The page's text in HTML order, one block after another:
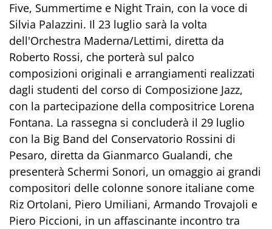
Five, Summertime e Night Train, con la voce di
Silvia Palazzini. Il 23 luglio sarà la volta
dell'Orchestra Maderna/Lettimi, diretta da
Roberto Rossi, che porterà sul palco
composizioni originali e arrangiamenti realizzati
dagli studenti del corso di Composizione Jazz,
con la partecipazione della compositrice Lorena
Fontana. La rassegna si concluderà il 29 luglio
con la Big Band del Conservatorio Rossini di
Pesaro, diretta da Gianmarco Gualandi, che
presenterà Schermi Sonori, un omaggio ai grandi
compositori delle colonne sonore italiane come
Riz Ortolani, Piero Umiliani, Armando Trovajoli e
Piero Piccioni, in un affascinante incontro tra